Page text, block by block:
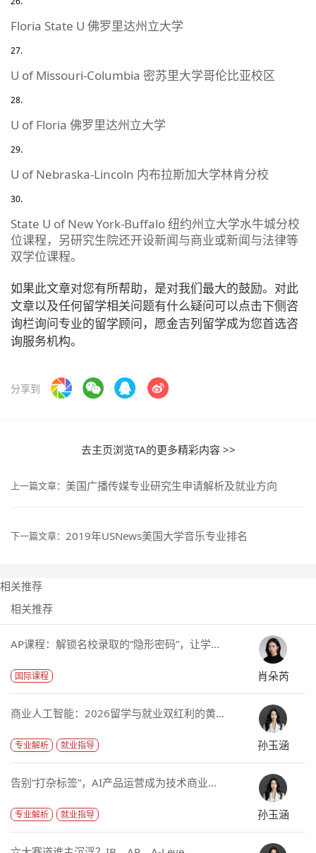
Floria State U 佛罗里达州立大学
U of Missouri-Columbia 密苏里大学哥伦比亚校区
U of Floria 佛罗里达州立大学
U of Nebraska-Lincoln 内布拉斯加大学林肯分校
State U of New York-Buffalo 纽约州立大学水牛城分校
位课程，另研究生院还开设新闻与商业或新闻与法律等
双学位课程。
如果此文章对您有所帮助，是对我们最大的鼓励。对此
文章以及任何留学相关问题有什么疑问可以点击下侧咨
询栏询问专业的留学顾问，愿金吉列留学成为您首选咨
询服务机构。
分享到
去主页浏览TA的更多精彩内容 >>
上一篇文章： 美国广播传媒专业研究生申请解析及就业方向
下一篇文章： 2019年USNews美国大学音乐专业排名
相关推荐
相关推荐
AP课程：解锁名校录取的“隐形密码”，让学...
国际课程 肖朵芮
商业人工智能：2026留学与就业双红利的黄...
专业解析 就业指导 孙玉涵
告别“打杂标签”，AI产品运营成为技术商业...
专业解析 就业指导 孙玉涵